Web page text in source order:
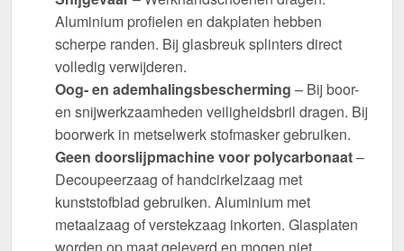
Aluminium profielen en dakplaten hebben
scherpe randen. Bij glasbreuk splinters direct
volledig verwijderen.
Oog- en ademhalingsbescherming – Bij boor-
en snijwerkzaamheden veiligheidsbril dragen. Bij
boorwerk in metselwerk stofmasker gebruiken.
Geen doorslijpmachine voor polycarbonaat–
Decoupeerzaag of handcirkelzaag met
kunststofblad gebruiken. Aluminium met
metaalzaag of verstekzaag inkorten. Glasplaten
worden op maat geleverd en mogen niet